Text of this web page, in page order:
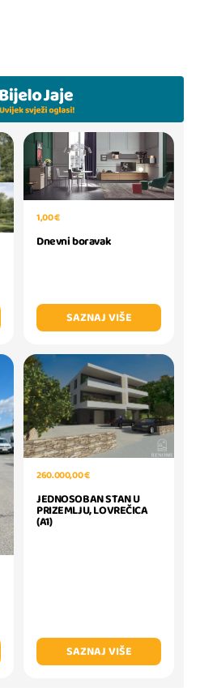
1,00 €
Dnevni boravak
SAZNAJ VIŠE
260.000,00 €
JEDNOSOBAN STAN U
PRIZEMLJU, LOVREČICA
(A1)
SAZNAJ VIŠE